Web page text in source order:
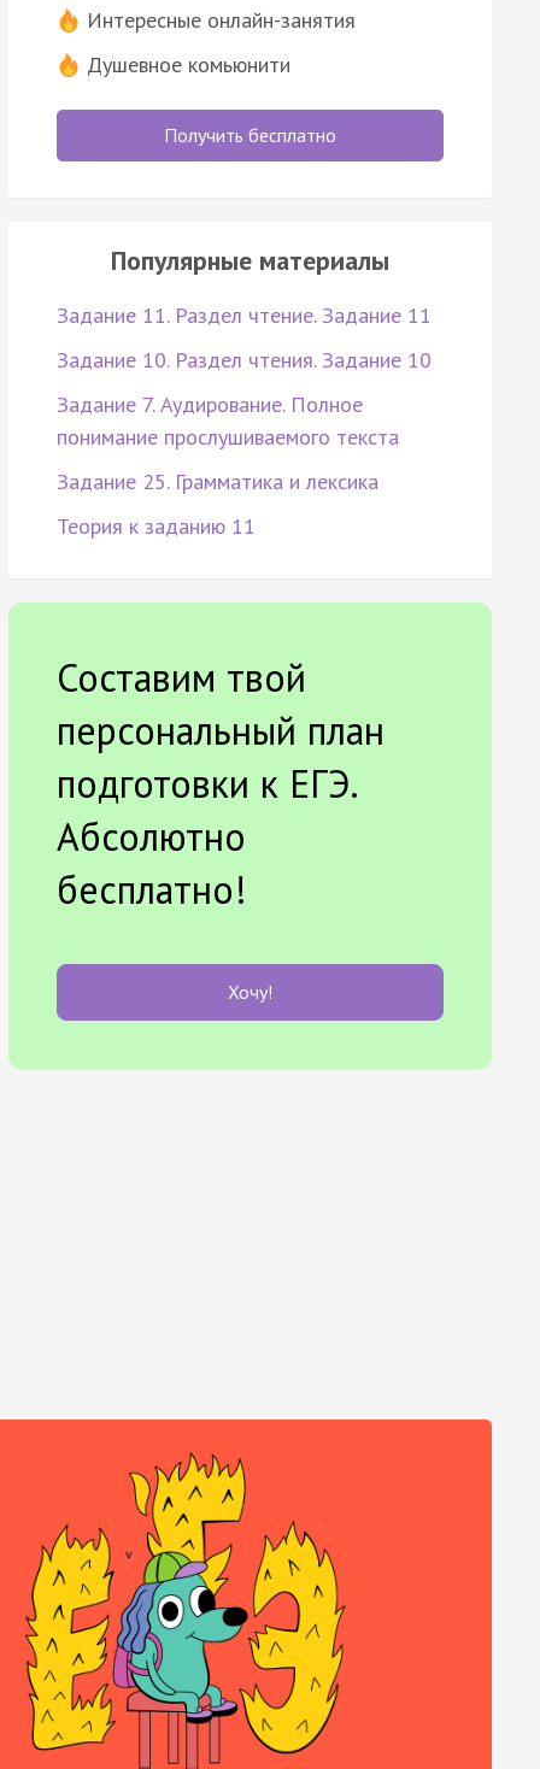
Интересные онлайн-занятия
Душевное комьюнити
Получить бесплатно
Популярные материалы
Задание 11. Раздел чтение. Задание 11
Задание 10. Раздел чтения. Задание 10
Задание 7. Аудирование. Полное
понимание прослушиваемого текста
Задание 25. Грамматика и лексика
Теория к заданию 11
Составим твой
персональный план
подготовки к ЕГЭ.
Абсолютно
бесплатно!
Хочу!